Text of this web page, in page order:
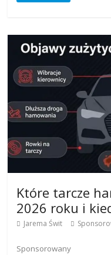
Które tarcze
2026 roku i
Jarema Świt
Sponsorowany